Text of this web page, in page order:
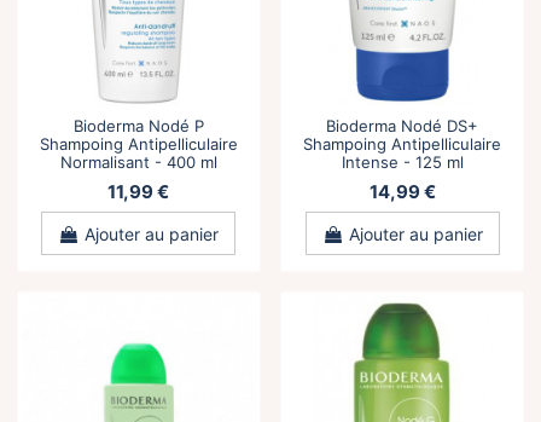
Bioderma Nodé P
Shampoing Antipelliculaire
Normalisant - 400 ml
11,99 €
Ajouter au panier
Bioderma Nodé DS+
Shampoing Antipelliculaire
Intense - 125 ml
14,99 €
Ajouter au panier